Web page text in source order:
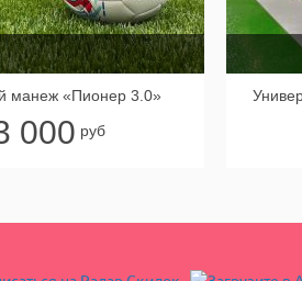
манеж «Пионер 3.0»
000 руб